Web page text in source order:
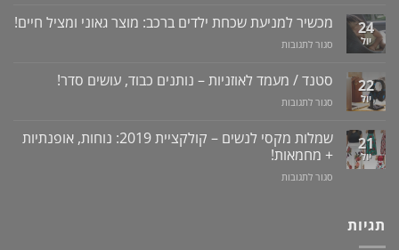
עששת,
ונסיגת
לדעת!
טבעי
/
זיקפה
תערובת
צמחים
באתר
וידאו
24
יול
מכשיר למניעת שכחת ילדים ברכב: מוצר גאוני ומציל חיים!
סגור לתגובות
שכחת
ילדים
מוצר
גאוני
ומציל
חיים!
22
יול
סטנד / מעמד לאוזניות – נותנים כבוד, עושים סדר!
סגור לתגובות
מעמד
לאוזניות
21
יול
שמלות מקסי לנשים – קולקציית 2019: נוחות, אופנתיות
+ מחמאות!
סגור לתגובות
תגיות